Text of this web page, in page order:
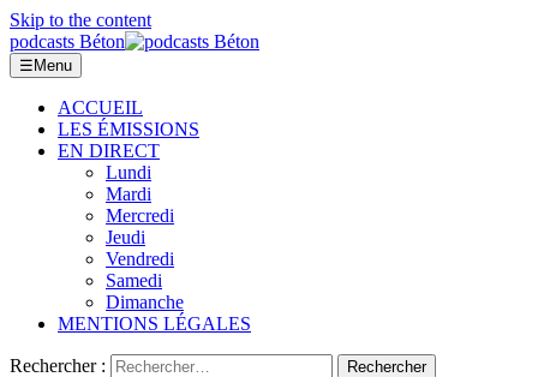
Skip to the content
podcasts Béton
☰ Menu
ACCUEIL
LES ÉMISSIONS
EN DIRECT
Lundi
Mardi
Mercredi
Jeudi
Vendredi
Samedi
Dimanche
MENTIONS LÉGALES
Rechercher :